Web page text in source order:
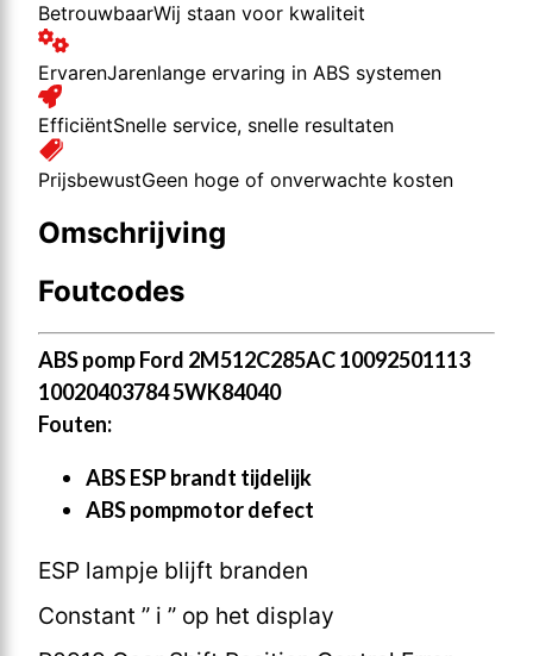
BetrouwbaarWij staan voor kwaliteit
ErvarenJarenlange ervaring in ABS systemen
EfficiëntSnelle service, snelle resultaten
PrijsbewustGeen hoge of onverwachte kosten
Omschrijving
Foutcodes
ABS pomp Ford 2M512C285AC 10092501113
10020403784 5WK84040
Fouten:
ABS ESP brandt tijdelijk
ABS pompmotor defect
ESP lampje blijft branden
Constant ” i ” op het display